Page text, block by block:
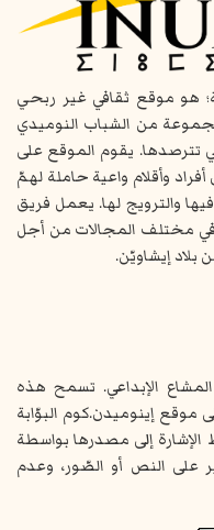
هو موقع ثقافي غير ربحي
من الشباب النوميدي
تترصدها. يقوم الموقع على
وأقلام واعية حاملة لهمّ
والترويج لها. يعمل فريق
مختلف المجالات من أجل
إيشاويّن.
الإبداعي. تسمح هذه
موقع إينوميدن.كوم البوّابة
الإشارة إلى مصدرها بواسطة
على النص أو الصّور، وعدم